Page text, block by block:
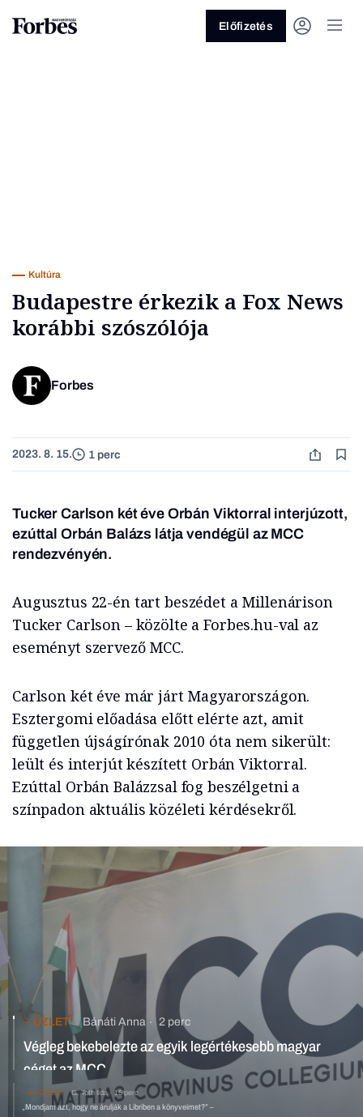
Előfizetés
Kultúra
Budapestre érkezik a Fox News
korábbi szószólója
Forbes
2023. 8. 15. 1 perc
Tucker Carlson két éve Orbán Viktorral interjúzott,
ezúttal Orbán Balázs látja vendégül az MCC
rendezvényén.
Augusztus 22-én tart beszédet a Millenárison
Tucker Carlson – közölte a Forbes.hu-val az
eseményt szervező MCC.
Carlson két éve már járt Magyarországon.
Esztergomi előadása előtt elérte azt, amit
független újságírónak 2010 óta nem sikerült:
leült és interjút készített Orbán Viktorral.
Ezúttal Orbán Balázzsal fog beszélgetni a
színpadon aktuális közéleti kérdésekről.
ÜZLET Bánáti Anna 2 perc
Végleg bekebelezte az egyik legértékesebb magyar
céget az MCC
A JÓ ÉLET G. Tóth Ilda 15 perc
„Mondjam azt, hogy ne árulják a Libriben a könyveimet?” –